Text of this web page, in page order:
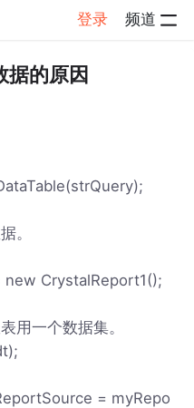
登录 频道
据的原因
。
CrystalReport1();
用一个数据集。
= myRepo